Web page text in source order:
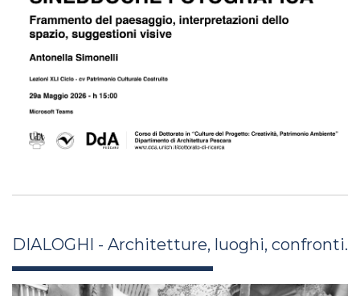
DIALOGHI - Architetture, luoghi, confronti.